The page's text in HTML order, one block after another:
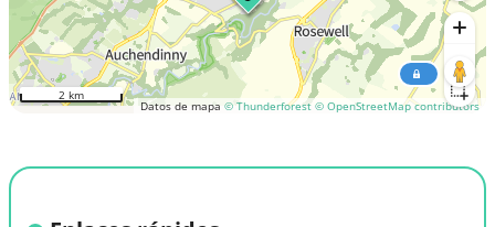
Datos de mapa © Thunderforest © OpenStreetMap contributors
2 km